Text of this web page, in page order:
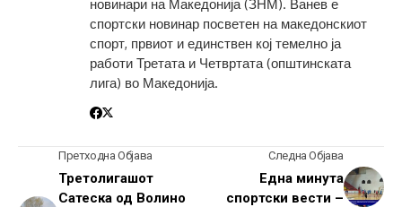
новинари на Македонија (ЗНМ). Ванев е
спортски новинар посветен на македонскиот
спорт, првиот и единствен кој темелно ја
работи Третата и Четвртата (општинската
лига) во Македонија.
Претходна Објава
Третолигашот
Сатеска од Волино
Следна Објава
Една минута
спортски вести –